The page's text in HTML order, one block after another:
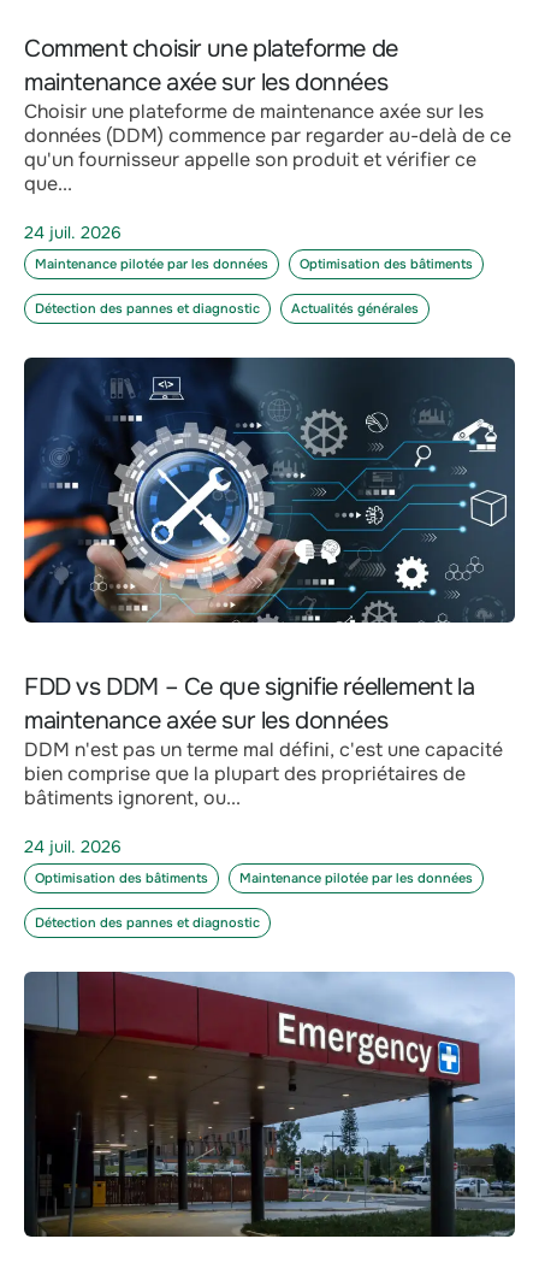
Comment choisir une plateforme de
maintenance axée sur les données
Choisir une plateforme de maintenance axée sur les
données (DDM) commence par regarder au-delà de ce
qu'un fournisseur appelle son produit et vérifier ce
que...
24 juil. 2026
Maintenance pilotée par les données Optimisation des bâtiments
Détection des pannes et diagnostic Actualités générales
FDD vs DDM – Ce que signifie réellement la
maintenance axée sur les données
DDM n'est pas un terme mal défini, c'est une capacité
bien comprise que la plupart des propriétaires de
bâtiments ignorent, ou...
24 juil. 2026
Optimisation des bâtiments Maintenance pilotée par les données
Détection des pannes et diagnostic